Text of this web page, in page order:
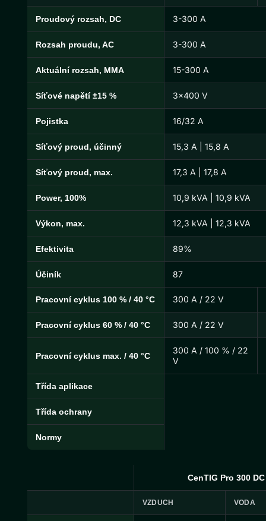
Technické specifikace CenTIG Pro
Proudový rozsah, DC 3-300 A
Rozsah proudu, AC 3-300 A
Aktuální rozsah, MMA 15-300 A
Síťové napětí ±15 % 3×400 V
Pojistka 16/32 A
Síťový proud, účinný 15,3 A | 15,8 A
Síťový proud, max. 17,3 A | 17,8 A
Power, 100% 10,9 kVA | 10,9 kVA
Výkon, max. 12,3 kVA | 12,3 kVA
Efektivita 89%
Účiník 87
Pracovní cyklus 100 % / 40 °C 300 A / 22 V
Pracovní cyklus 60 % / 40 °C 300 A / 22 V
Pracovní cyklus max. / 40 °C
300 A / 100 % / 22
V
Třída aplikace
Třída ochrany
Normy
CenTIG Pro 300 DC
VZDUCH VODA